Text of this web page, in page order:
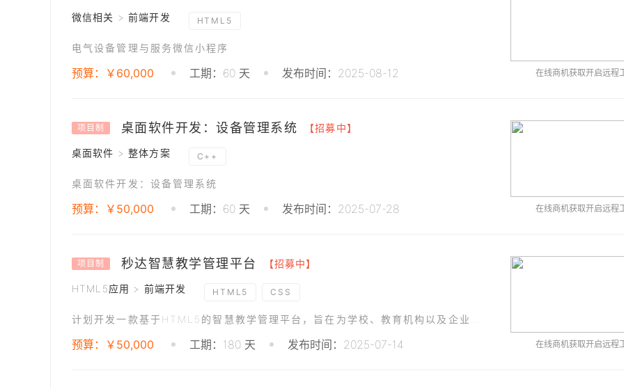
微信相关 > 前端开发 HTML5
电气设备管理与服务微信小程序
预算：￥60,000 工期：60 天 发布时间：2025-08-12 在线商机获取开启远程
项目制 桌面软件开发：设备管理系统 【招募中】
桌面软件 > 整体方案 C++
桌面软件开发：设备管理系统
预算：￥50,000 工期：60 天 发布时间：2025-07-28 在线商机获取开启远程
项目制 秒达智慧教学管理平台 【招募中】
HTML5应用 > 前端开发 HTML5 CSS
预算：￥50,000 工期：180 天 发布时间：2025-07-14 在线商机获取开启远程